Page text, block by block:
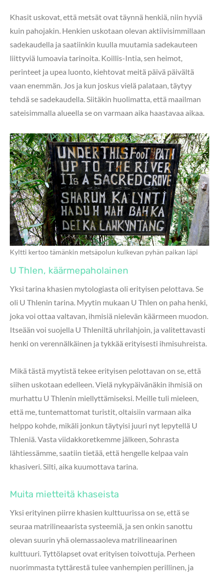
Khasit uskovat, että metsät ovat täynnä henkiä, niin hyviä
kuin pahojakin. Henkien uskotaan olevan aktiivisimmillaan
sadekaudella ja saatiinkin kuulla muutamia sadekauteen
liittyviä lumoavia tarinoita. Koillis-Intia, sen heimot,
perinteet ja upea luonto, kiehtovat meitä päivä päivältä
vaan enemmän. Jos ja kun joskus vielä palataan, täytyy
tehdä se sadekaudella. Siitäkin huolimatta, että maailman
sateisimmalla alueella se on varmaan aika haastavaa aikaa.
Kyltti kertoo tämänkin metsäpolun kulkevan pyhän paikan läpi
U Thlen, käärmepaholainen
Yksi tarina khasien mytologiasta oli erityisen pelottava. Se
oli U Thlenin tarina. Myytin mukaan U Thlen on paha henki,
joka voi ottaa valtavan, ihmisiä nielevän käärmeen muodon.
Itseään voi suojella U Thleniltä uhrilahjoin, ja valitettavasti
henki on verennälkäinen ja tykkää erityisesti ihmisuhreista.
Mikä tästä myytistä tekee erityisen pelottavan on se, että
siihen uskotaan edelleen. Vielä nykypäivänäkin ihmisiä on
murhattu U Thlenin miellyttämiseksi. Meille tuli mieleen,
että me, tuntemattomat turistit, oltaisiin varmaan aika
helppo kohde, mikäli jonkun täytyisi juuri nyt lepytellä U
Thleniä. Vasta viidakkoretkemme jälkeen, Sohrasta
lähtiessämme, saatiin tietää, että hengelle kelpaa vain
khasiveri. Silti, aika kuumottava tarina.
Muita mietteitä khaseista
Yksi erityinen piirre khasien kulttuurissa on se, että se
seuraa matrilineaarista systeemiä, ja sen onkin sanottu
olevan suurin yhä olemassaoleva matrilineaarinen
kulttuuri. Tyttölapset ovat erityisen toivottuja. Perheen
nuorimmasta tyttärestä tulee vanhempien perillinen, ja